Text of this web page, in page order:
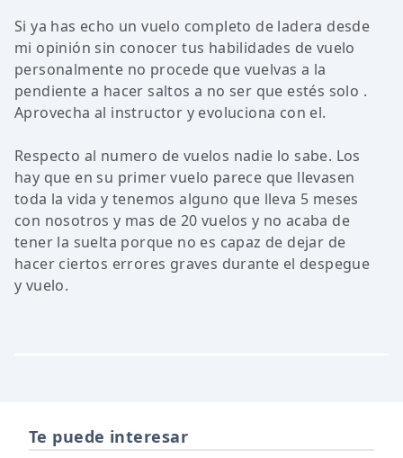
Si ya has echo un vuelo completo de ladera desde
mi opinión sin conocer tus habilidades de vuelo
personalmente no procede que vuelvas a la
pendiente a hacer saltos a no ser que estés solo .
Aprovecha al instructor y evoluciona con el.
Respecto al numero de vuelos nadie lo sabe. Los
hay que en su primer vuelo parece que llevasen
toda la vida y tenemos alguno que lleva 5 meses
con nosotros y mas de 20 vuelos y no acaba de
tener la suelta porque no es capaz de dejar de
hacer ciertos errores graves durante el despegue
y vuelo.
Te puede interesar